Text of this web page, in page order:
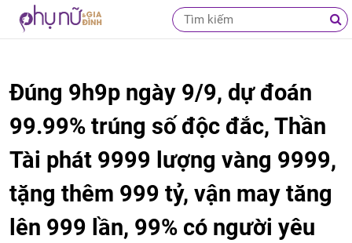
Đúng 9h9p ngày 9/9, dự đoán
99.99% trúng số độc đắc, Thần
Tài phát 9999 lượng vàng 9999,
tặng thêm 999 tỷ, vận may tăng
lên 999 lần, 99% có người yêu